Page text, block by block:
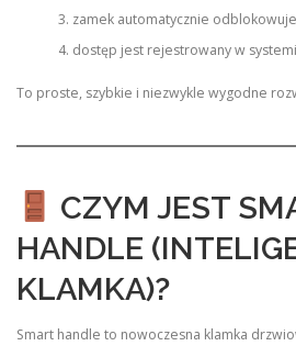
zamek automatycznie
dostęp jest rejestrowany w
To proste, szybkie i niezwykle wygodne
CZYM JEST
HANDLE
KLAMKA)?
Smart handle to nowoczesna klamka